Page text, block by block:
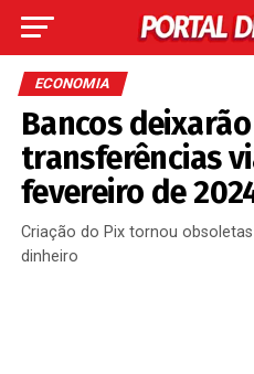
ECONOMIA
Bancos
transferências
fevereiro de
Criação do Pix tornou
dinheiro